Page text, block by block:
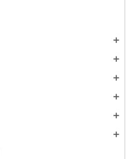
add
add
add
add
add
add